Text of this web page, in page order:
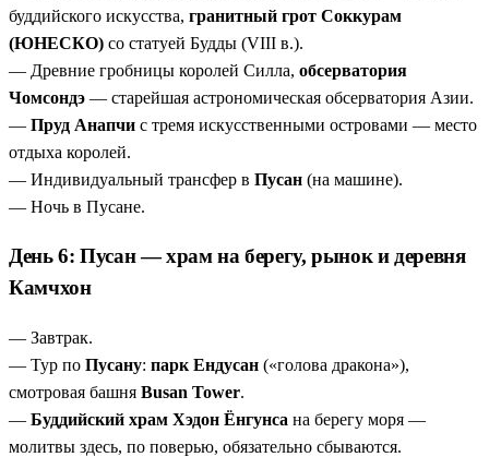
буддийского искусства, гранитный грот Соккурам
(ЮНЕСКО) со статуей Будды (VIII в.).
— Древние гробницы королей Силла, обсерватория
Чомсондэ — старейшая астрономическая обсерватория Азии.
— Пруд Анапчи с тремя искусственными островами — место
отдыха королей.
— Индивидуальный трансфер в Пусан (на машине).
— Ночь в Пусане.
День 6: Пусан — храм на берегу, рынок и деревня
Камчхон
— Завтрак.
— Тур по Пусану: парк Ендусан («голова дракона»),
смотровая башня Busan Tower.
— Буддийский храм Хэдон Ёнгунса на берегу моря —
молитвы здесь, по поверью, обязательно сбываются.